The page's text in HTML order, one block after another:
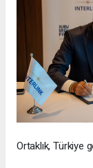
Ortaklık, Türkiye